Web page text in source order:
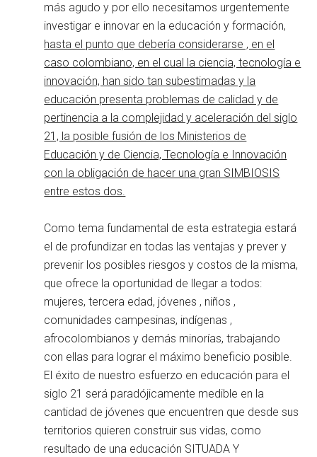
más agudo y por ello necesitamos urgentemente
investigar e innovar en la educación y formación,
hasta el punto que debería considerarse , en el
caso colombiano, en el cual la ciencia, tecnología e
innovación, han sido tan subestimadas y la
educación presenta problemas de calidad y de
pertinencia a la complejidad y aceleración del siglo
21, la posible fusión de los Ministerios de
Educación y de Ciencia, Tecnología e Innovación
con la obligación de hacer una gran SIMBIOSIS
entre estos dos.
Como tema fundamental de esta estrategia estará
el de profundizar en todas las ventajas y prever y
prevenir los posibles riesgos y costos de la misma,
que ofrece la oportunidad de llegar a todos:
mujeres, tercera edad, jóvenes , niños ,
comunidades campesinas, indígenas ,
afrocolombianos y demás minorías, trabajando
con ellas para lograr el máximo beneficio posible.
El éxito de nuestro esfuerzo en educación para el
siglo 21 será paradójicamente medible en la
cantidad de jóvenes que encuentren que desde sus
territorios quieren construir sus vidas, como
resultado de una educación SITUADA Y